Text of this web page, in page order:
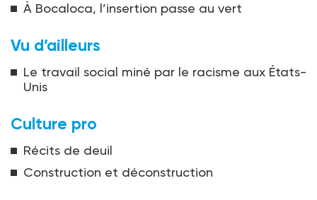
À Bocaloca, l’insertion passe au vert
Vu d’ailleurs
Le travail social miné par le racisme aux États-
Unis
Culture pro
Récits de deuil
Construction et déconstruction